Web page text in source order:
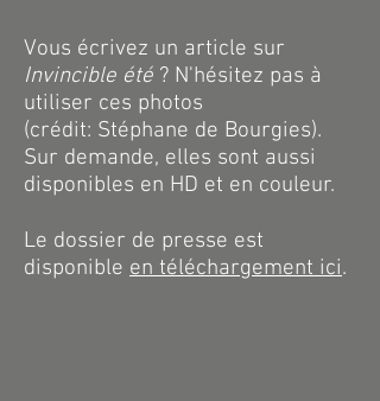
Vous écrivez un article sur
Invincible été ? N'hésitez pas à
utiliser ces photos
(crédit: Stéphane de Bourgies).
Sur demande, elles sont aussi
disponibles en HD et en couleur.
Le dossier de presse est
disponible en téléchargement ici.